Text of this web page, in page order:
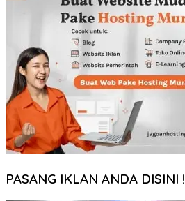
PASANG IKLAN ANDA DISINI !